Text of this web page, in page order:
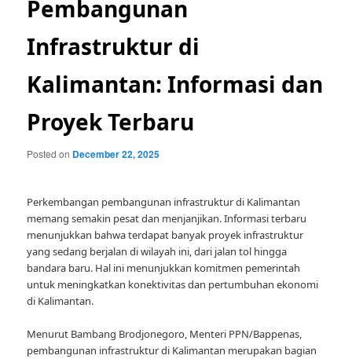
Pembangunan
Infrastruktur di
Kalimantan: Informasi dan
Proyek Terbaru
Posted on December 22, 2025
Perkembangan pembangunan infrastruktur di Kalimantan
memang semakin pesat dan menjanjikan. Informasi terbaru
menunjukkan bahwa terdapat banyak proyek infrastruktur
yang sedang berjalan di wilayah ini, dari jalan tol hingga
bandara baru. Hal ini menunjukkan komitmen pemerintah
untuk meningkatkan konektivitas dan pertumbuhan ekonomi
di Kalimantan.
Menurut Bambang Brodjonegoro, Menteri PPN/Bappenas,
pembangunan infrastruktur di Kalimantan merupakan bagian